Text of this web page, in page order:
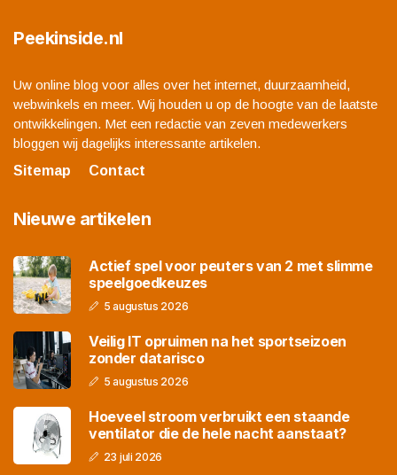
Peekinside.nl
Uw online blog voor alles over het internet, duurzaamheid,
webwinkels en meer. Wij houden u op de hoogte van de laatste
ontwikkelingen. Met een redactie van zeven medewerkers
bloggen wij dagelijks interessante artikelen.
Sitemap
Contact
Nieuwe artikelen
Actief spel voor peuters van 2 met slimme
speelgoedkeuzes
5 augustus 2026
Veilig IT opruimen na het sportseizoen
zonder datarisco
5 augustus 2026
Hoeveel stroom verbruikt een staande
ventilator die de hele nacht aanstaat?
23 juli 2026